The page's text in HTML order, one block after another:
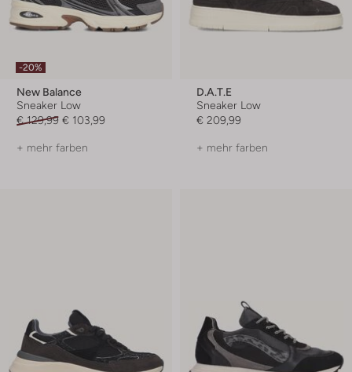
-20%
New Balance
Sneaker Low
€ 129,99 € 103,99
+ mehr farben
D.a.t.e
Sneaker Low
€ 209,99
+ mehr farben